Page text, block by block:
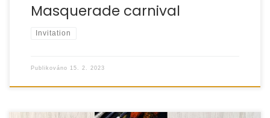
Masquerade carnival
Invitation
Publikováno 15. 2. 2023